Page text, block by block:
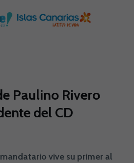
Paulino Rivero
del CD
vive su primer al